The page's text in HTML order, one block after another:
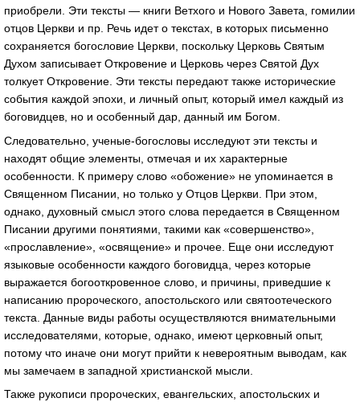
приобрели. Эти тексты — книги Ветхого и Нового Завета, гомилии
отцов Церкви и пр. Речь идет о текстах, в которых письменно
сохраняется богословие Церкви, поскольку Церковь Святым
Духом записывает Откровение и Церковь через Святой Дух
толкует Откровение. Эти тексты передают также исторические
события каждой эпохи, и личный опыт, который имел каждый из
боговидцев, но и особенный дар, данный им Богом.
Следовательно, ученые-богословы исследуют эти тексты и
находят общие элементы, отмечая и их характерные
особенности. К примеру слово «обожение» не упоминается в
Священном Писании, но только у Отцов Церкви. При этом,
однако, духовный смысл этого слова передается в Священном
Писании другими понятиями, такими как «совершенство»,
«прославление», «освящение» и прочее. Еще они исследуют
языковые особенности каждого боговидца, через которые
выражается богооткровенное слово, и причины, приведшие к
написанию пророческого, апостольского или святоотеческого
текста. Данные виды работы осуществляются внимательными
исследователями, которые, однако, имеют церковный опыт,
потому что иначе они могут прийти к невероятным выводам, как
мы замечаем в западной христианской мысли.
Также рукописи пророческих, евангельских, апостольских и